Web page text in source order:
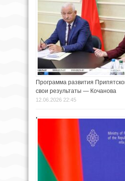
Программа развития
свои результаты — Кочанова
12.06.2026 22:45